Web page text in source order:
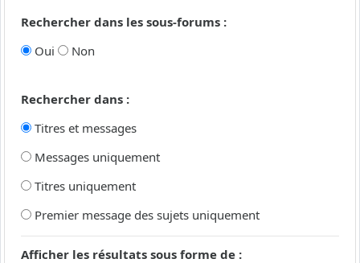
Rechercher dans les sous-forums :
Oui
Non
Rechercher dans :
Titres et messages
Messages uniquement
Titres uniquement
Premier message des sujets uniquement
Afficher les résultats sous forme de :